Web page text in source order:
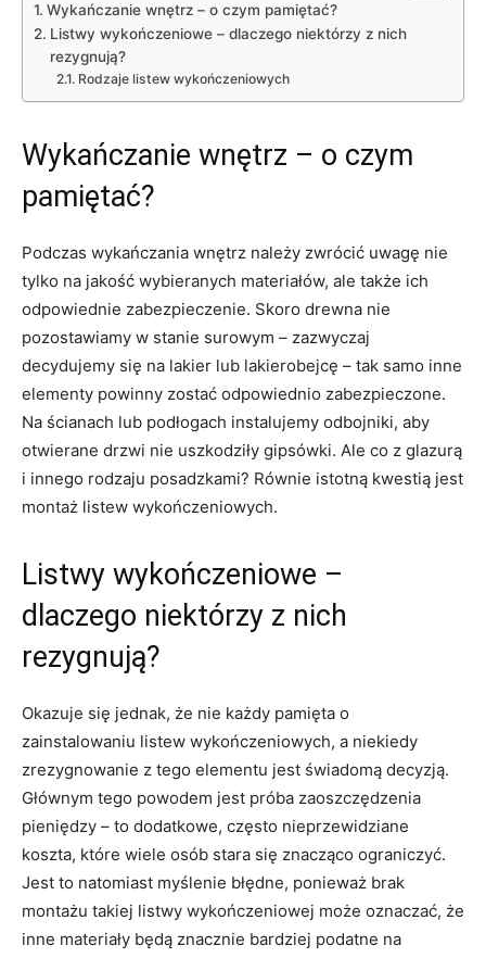
Wykańczanie wnętrz – o czym pamiętać?
Listwy wykończeniowe – dlaczego niektórzy z nich
rezygnują?
Rodzaje listew wykończeniowych
Wykańczanie wnętrz – o czym
pamiętać?
Podczas wykańczania wnętrz należy zwrócić uwagę nie
tylko na jakość wybieranych materiałów, ale także ich
odpowiednie zabezpieczenie. Skoro drewna nie
pozostawiamy w stanie surowym – zazwyczaj
decydujemy się na lakier lub lakierobejcę – tak samo inne
elementy powinny zostać odpowiednio zabezpieczone.
Na ścianach lub podłogach instalujemy odbojniki, aby
otwierane drzwi nie uszkodziły gipsówki. Ale co z glazurą
i innego rodzaju posadzkami? Równie istotną kwestią jest
montaż listew wykończeniowych.
Listwy wykończeniowe –
dlaczego niektórzy z nich
rezygnują?
Okazuje się jednak, że nie każdy pamięta o
zainstalowaniu listew wykończeniowych, a niekiedy
zrezygnowanie z tego elementu jest świadomą decyzją.
Głównym tego powodem jest próba zaoszczędzenia
pieniędzy – to dodatkowe, często nieprzewidziane
koszta, które wiele osób stara się znacząco ograniczyć.
Jest to natomiast myślenie błędne, ponieważ brak
montażu takiej listwy wykończeniowej może oznaczać, że
inne materiały będą znacznie bardziej podatne na